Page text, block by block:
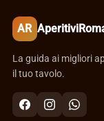
AR
La guida ai migliori
il tuo tavolo.